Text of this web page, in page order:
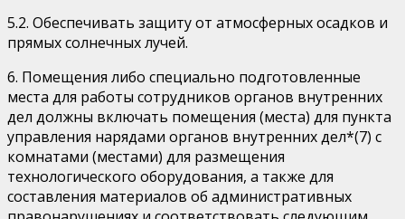
5.2. Обеспечивать защиту от атмосферных осадков и
прямых солнечных лучей.
6. Помещения либо специально подготовленные
места для работы сотрудников органов внутренних
дел должны включать помещения (места) для пункта
управления нарядами органов внутренних дел*(7) с
комнатами (местами) для размещения
технологического оборудования, а также для
составления материалов об административных